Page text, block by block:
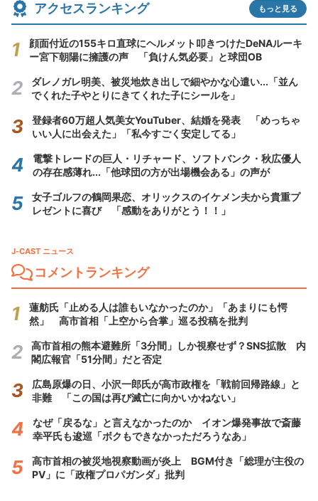
アクセスランキング もっと見る
顔面付近の155キロ直球にヘルメット叩きつけたDeNAルーキ
ー宮下朝陽に擁護の声 「負けん気必要」と球団OB
ダレノガレ明美、被災地炊き出しで細やかな心遣い...「並ん
でくれた子やとりにきてくれた子にシールを」
登録者60万超人気美女YouTuber、結婚を発表 「めっちゃ
いい人に出会えた」「私今すごく安定してる」
電撃トレードの巨人・リチャード、ソフトバンク・秋広優人
の存在感薄れ...「他球団の方が出場機会ある」の声が
女子ゴルフの鶴岡果恋、オリックスのイケメン夫から貴重プ
レゼントに喜び 「感動をありがとう！！」
J-CAST ニュース
コメントランキング
蓮舫氏「止める人は誰もいなかったのか」「あまりにも愕
然」 高市首相「上空から合掌」巡る投稿を批判
高市首相の熊本避難所「3分間」しか視察せず？SNS拡散 内
閣広報官「51分間」だと否定
広島原爆の日、小沢一郎氏が高市政権を「戦前回帰路線」と
非難 「この国は再び滅亡に向かいかねない」
なぜ「戻るな」と言えなかったのか イオン爆発事故で斎藤
幸平氏も逡巡「ボクもできなかっただろうなあ」
高市首相の被災地視察動画が炎上 BGM付き「総理が主役の
PV」に「政権プロパガンダ」批判